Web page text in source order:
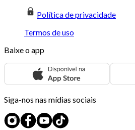
Política de privacidade
Termos de uso
Baixe o app
Siga-nos nas mídias sociais